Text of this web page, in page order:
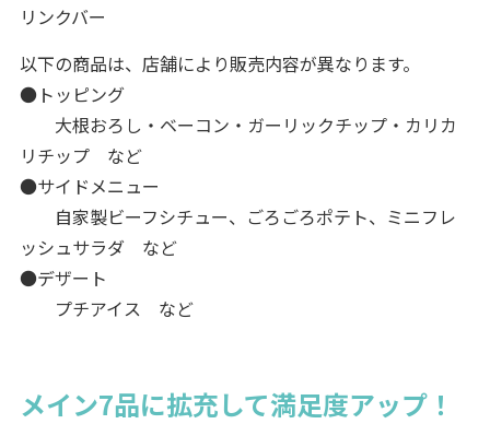
リンクバー
以下の商品は、店舗により販売内容が異なります。
●トッピング
大根おろし・ベーコン・ガーリックチップ・カリカ
リチップ など
●サイドメニュー
自家製ビーフシチュー、ごろごろポテト、ミニフレ
ッシュサラダ など
●デザート
プチアイス など
メイン7品に拡充して満足度アップ！